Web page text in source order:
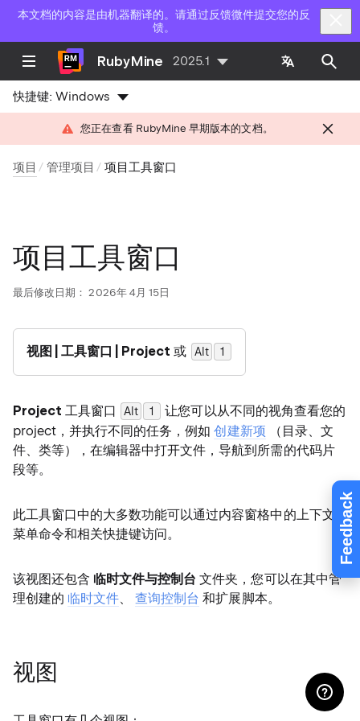
本文档的内容是由机器翻译的。请通过反馈微件提交您的反
馈。
Feedback
RubyMine 2025.1
快捷键:Windows
您正在查看 RubyMine 早期版本的文档。
项目 管理项目 项目工具窗口
项目工具窗口
最后修改日期： 2026年 4月 15日
视图 | 工具窗口 | Project 或 Alt 01
Project 工具窗口 Alt 01
让您可以从不同的视角查看您的
project，并执行不同的任务，例如创建新项 （目录、文
件、类等），在编辑器中打开文件，导航到所需的代码片
段等。
此工具窗口中的大多数功能可以通过内容窗格中的上下文
菜单命令和相关快捷键访问。
该视图还包含 临时文件与控制台 文件夹，您可以在其中管
理创建的 临时文件、查询控制台 和扩展脚本。
视图